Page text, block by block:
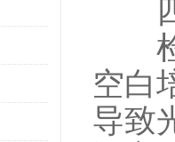
四
检
空白
导致